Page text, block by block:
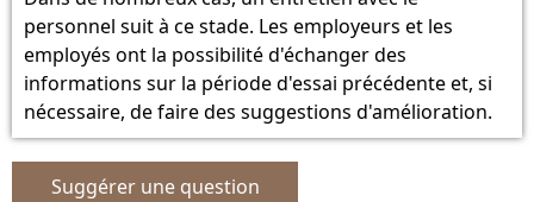
personnel suit à ce stade. Les employeurs et les
employés ont la possibilité d'échanger des
informations sur la période d'essai précédente et, si
nécessaire, de faire des suggestions d'amélioration.
Suggérer une question